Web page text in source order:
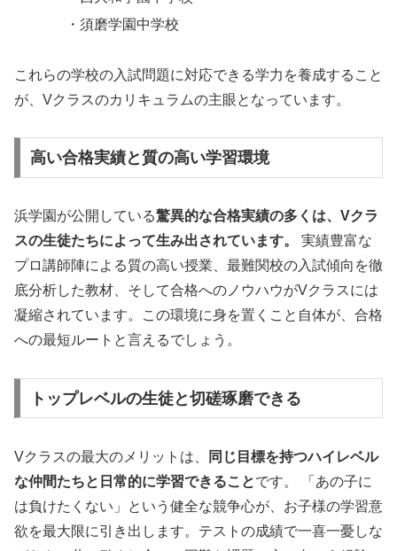
・須磨学園中学校
これらの学校の入試問題に対応できる学力を養成すること
が、Vクラスのカリキュラムの主眼となっています。
高い合格実績と質の高い学習環境
浜学園が公開している驚異的な合格実績の多くは、Vクラ
スの生徒たちによって生み出されています。
実績豊富な
プロ講師陣による質の高い授業、最難関校の入試傾向を徹
底分析した教材、そして合格へのノウハウがVクラスには
凝縮されています。この環境に身を置くこと自体が、合格
への最短ルートと言えるでしょう。
トップレベルの生徒と切磋琢磨できる
Vクラスの最大のメリットは、
同じ目標を持つハイレベル
な仲間たちと日常的に学習できることです。 「あの子に
は負けたくない」という健全な競争心が、お子様の学習意
欲を最大限に引き出します。テストの成績で一喜一憂しな